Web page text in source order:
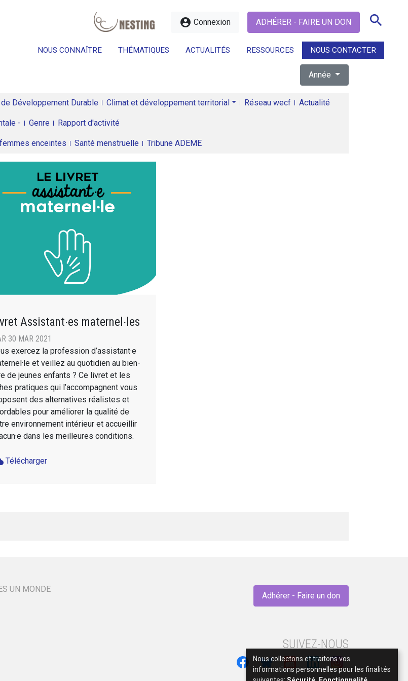
account_circle Connexion ADHÉRER - FAIRE UN DON search
NOUS CONNAÎTRE THÉMATIQUES ACTUALITÉS RESSOURCES NOUS CONTACTER
search
Année
Développement Durable Climat et développement territorial Réseau wecf Actualité
- Genre Rapport d'activité
enceintes Santé menstruelle Tribune ADEME
Assistant∙es maternel∙les
30 MAR 2021
exercez la profession d’assistant·e
et veillez au quotidien au bien-
de jeunes enfants ? Ce livret et les
pratiques qui l’accompagnent vous
des alternatives réalistes et
pour améliorer la qualité de
environnement intérieur et accueillir
dans les meilleures conditions.
Télécharger
UN MONDE
Adhérer - Faire un don
SUIVEZ-NOUS
Nous collectons et traitons vos
informations personnelles pour les finalités